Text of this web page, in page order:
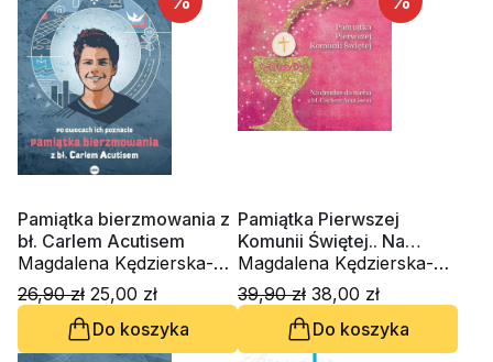
Pamiątka bierzmowania z
bł. Carlem Acutisem
Magdalena Kędzierska-
Zaporowska
26,90 zł 25,00 zł
Do koszyka
Pamiątka Pierwszej
Komunii Świętej.. Na
drodze do nieba z bł.
Carlem Acutisem
Magdalena Kędzierska-
Zaporowska
39,90 zł 38,00 zł
Do koszyka